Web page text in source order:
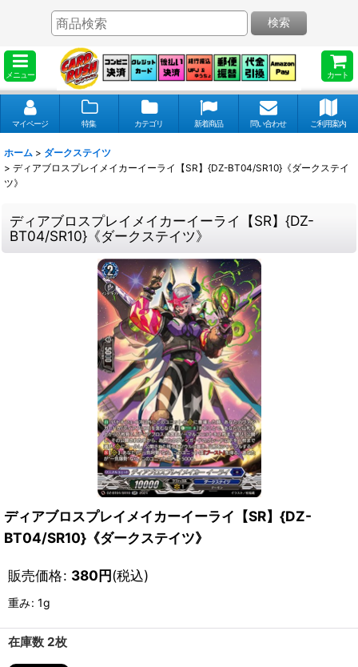
メニュー カート
検索
マイページ 特集 カテゴリ 新着商品 問い合わせ ご利用案内
ホーム > ダークステイツ
> ディアブロスプレイメイカーイーライ【SR】{DZ-BT04/SR10}《ダークステイ
ツ》
ディアブロスプレイメイカーイーライ【SR】{DZ-
BT04/SR10}《ダークステイツ》
ディアブロスプレイメイカーイーライ【SR】{DZ-
BT04/SR10}《ダークステイツ》
販売価格: 380円(税込)
重み: 1g
在庫数 2枚